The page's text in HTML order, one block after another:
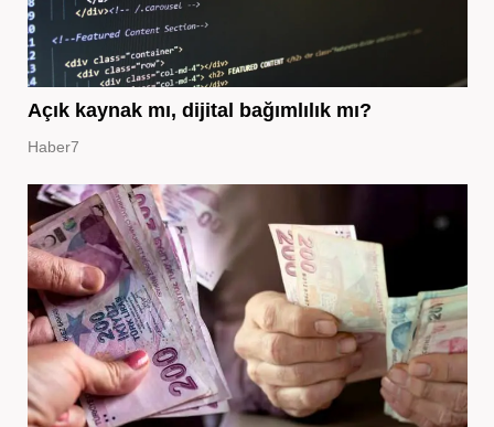
Açık kaynak mı, dijital bağımlılık mı?
Haber7